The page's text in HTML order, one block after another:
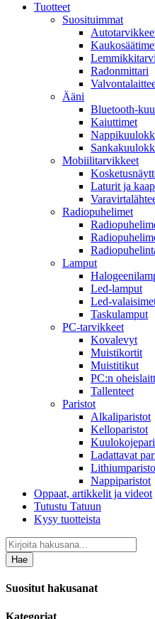
Tuotteet
Suosituimmat
Radonmittari
Ääni
Bluetooth-
Kaiuttimet
Mobiilitarvikkeet
Laturit ja
Radiopuhelimet
Lamput
Led-lamput
Led-
Taskulamput
PC-tarvikkeet
Kovalevyt
Muistikortit
Muistitikut
PC:n
Tallenteet
Paristot
Alkaliparistot
Kelloparistot
Ladattavat
Nappiparistot
Oppaat, artikkelit ja videot
Tutustu Tatuun
Kysy tuotteista
Hae
Suositut hakusanat
Kategoriat